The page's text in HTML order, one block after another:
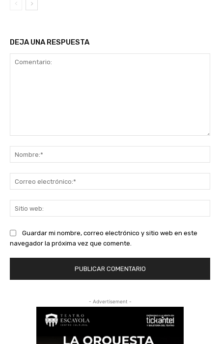
DEJA UNA RESPUESTA
Guardar mi nombre, correo electrónico y sitio web en este
navegador la próxima vez que comente.
- Advertisement -